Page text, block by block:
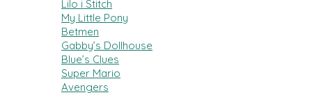
Lilo i Stitch
My Little Pony
Betmen
Gabby’s Dollhouse
Blue’s Clues
Super Mario
Avengers